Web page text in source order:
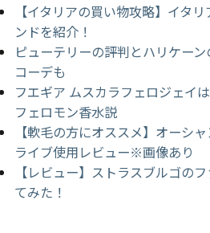
【イタリアの買い物攻略】イタ
ンドを紹介！
ピューテリーの評判とハリケー
コーデも
フエギア ムスカラフェロジェイ
フェロモン香水説
【軟毛の方にオススメ】オーシ
ライブ使用レビュー※画像あり
【レビュー】ストラスブルゴの
てみた！